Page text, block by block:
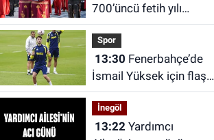
700’üncü fetih yılı
coşkusu Keles’e taşındı
Spor
13:30
İsmail Yüksek için flaş
karar
İnegöl
13:22Yardımcı